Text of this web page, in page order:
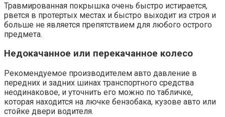
Травмированная покрышка очень быстро истирается,
рвется в протертых местах и быстро выходит из строя и
больше не является препятствием для любого острого
предмета.
Недокачанное или перекачанное колесо
Рекомендуемое производителем авто давление в
передних и задних шинах транспортного средства
неодинаковое, и уточнить его можно по табличке,
которая находится на лючке бензобака, кузове авто или
стойке двери водителя.